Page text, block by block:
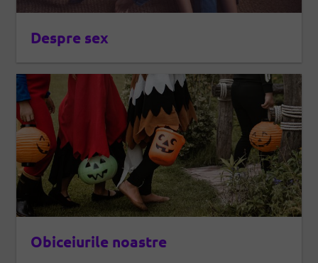
Despre sex
Obiceiurile noastre